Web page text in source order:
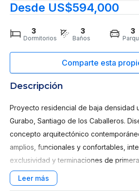
Desde US$594,000
3
Dormitorios
3
Baños
3
Descripción
Proyecto residencial de baja densidad
Gurabo, Santiago de los Caballeros.
concepto arquitectónico
amplios, funcionales y confortables,
exclusividad y terminaciones de
La propuesta residencial ha sido